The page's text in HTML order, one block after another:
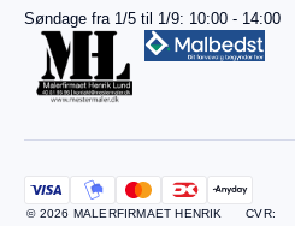
Søndage fra 1/5 til 1/9: 10:00 - 14:00
© 2026 MALERFIRMAET HENRIK
CVR: